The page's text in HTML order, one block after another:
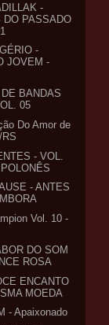
-
DO PASSADO
-
JOVEM -
BANDAS
05
Do Amor de
RS
- VOL.
- ANTES
Vol. 10 -
DO SOM
ROSA
ENCANTO
MOEDA
- Apaixonado